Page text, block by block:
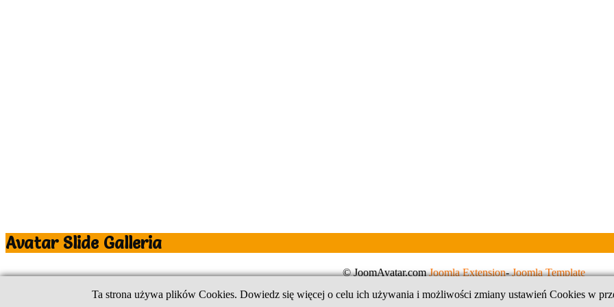
Avatar Slide Galleria
© JoomAvatar.comJoomla Extension-Joomla Template
Designed by CloudAccess.net
Ta strona używa plików Cookies. Dowiedz się więcej o celu ich używania i możliwości zmiany ustawień Cookies w